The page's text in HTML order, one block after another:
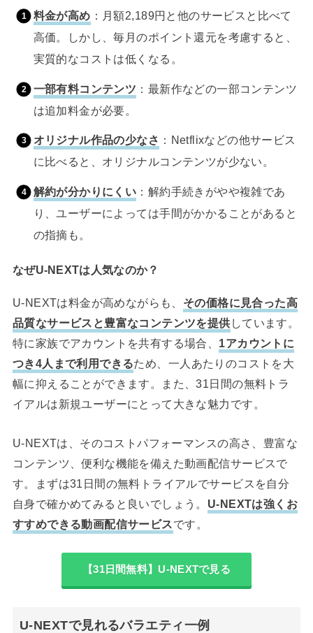
料金が高め ：月額2,189円と他のサービスと比べて
高価。しかし、毎月のポイント還元を考慮すると、
実質的なコストは低くなる。
一部有料コンテンツ ：最新作などの一部コンテンツ
は追加料金が必要。
オリジナル作品の少なさ ：Netflixなどの他サービス
に比べると、オリジナルコンテンツが少ない。
解約が分かりにくい ：解約手続きがやや複雑であ
り、ユーザーによっては手間がかかることがあると
の指摘も。
なぜU-NEXTは人気なのか？
U-NEXTは料金が高めながらも、 その価格に見合った高
品質なサービスと豊富なコンテンツを提供 しています。
特に家族でアカウントを共有する場合、 1アカウントに
つき4人まで利用できるため、一人あたりのコストを大
幅に抑えることができます。また、31日間の無料トラ
イアルは新規ユーザーにとって大きな魅力です。
U-NEXTは、そのコストパフォーマンスの高さ、豊富な
コンテンツ、便利な機能を備えた動画配信サービスで
す。まずは31日間の無料トライアルでサービスを自分
自身で確かめてみると良いでしょう。 U-NEXTは強くお
すすめできる動画配信サービスです。
【31日間無料】U-NEXTで見る
U-NEXTで見れるバラエティ一例